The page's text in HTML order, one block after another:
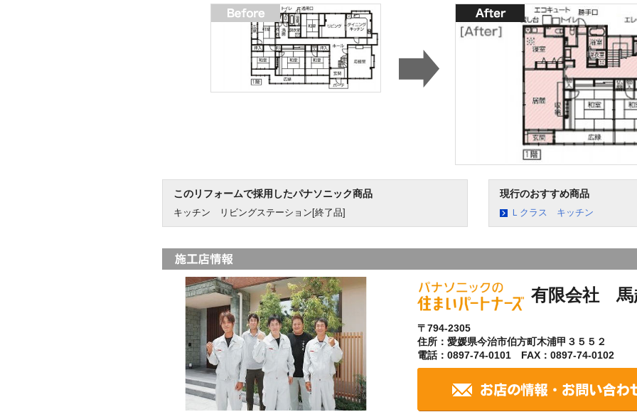
このリフォームで採用したパナソニック商品
キッチン リビングステーション[終了品]
現行のおすすめ商品
Ｌクラス キッチン
有限会社 馬
〒794-2305
住所：愛媛県今治市伯方町木浦甲３５５２
電話：0897-74-0101 FAX：0897-74-0102